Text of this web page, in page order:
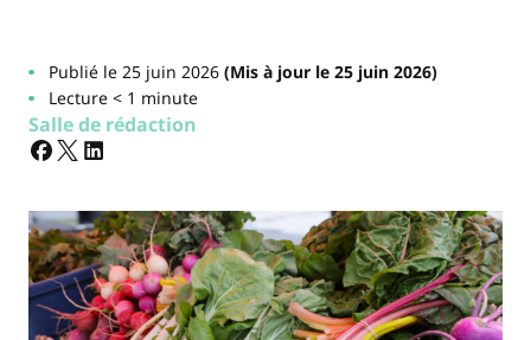
Publié le 25 juin 2026(Mis à jour le 25 juin 2026)
Lecture < 1 minute
Salle de rédaction